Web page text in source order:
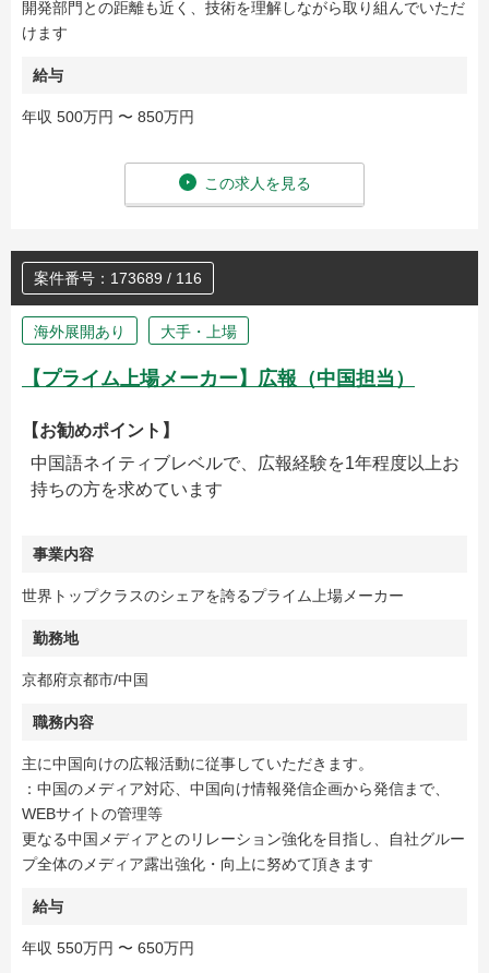
開発部門との距離も近く、技術を理解しながら取り組んでいただ
けます
給与
年収 500万円 〜 850万円
この求人を見る
案件番号：173689 / 116
海外展開あり 大手・上場
【プライム上場メーカー】広報（中国担当）
【お勧めポイント】
中国語ネイティブレベルで、広報経験を1年程度以上お
持ちの方を求めています
事業内容
世界トップクラスのシェアを誇るプライム上場メーカー
勤務地
京都府京都市/中国
職務内容
主に中国向けの広報活動に従事していただきます。
：中国のメディア対応、中国向け情報発信企画から発信まで、
WEBサイトの管理等
更なる中国メディアとのリレーション強化を目指し、自社グルー
プ全体のメディア露出強化・向上に努めて頂きます
給与
年収 550万円 〜 650万円